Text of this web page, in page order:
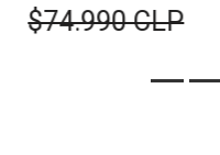
$74.990 CLP